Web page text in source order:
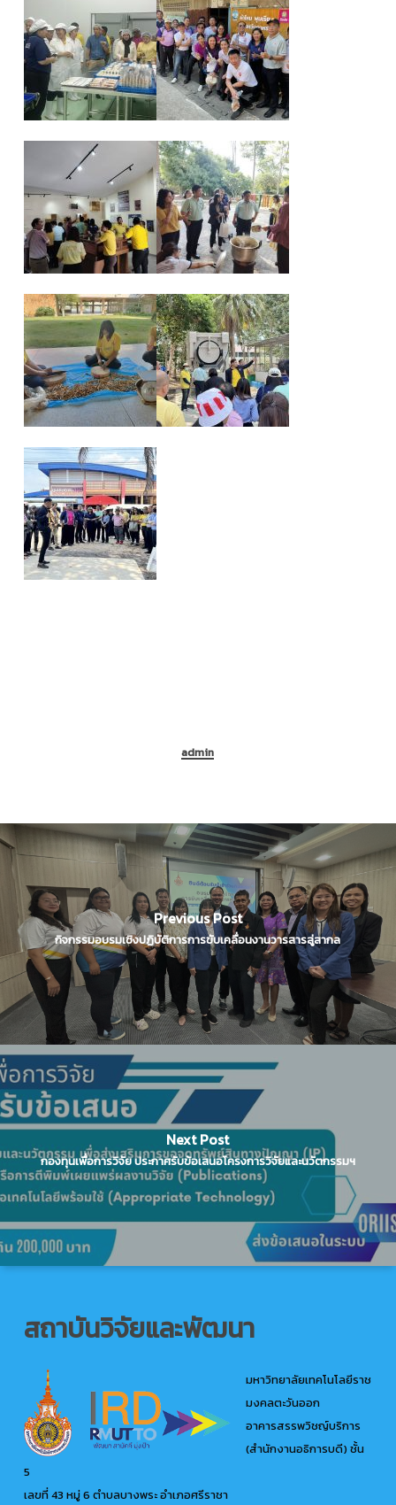
admin
Previous Post
กิจกรรมอบรมเชิงปฏิบัติการการขับเคลื่อนงานวารสารสู่สากล
Next Post
กองทุนเพื่อการวิจัย ประกาศรับข้อเสนอโครงการวิจัยและนวัตกรรมฯ
สถาบันวิจัยและพัฒนา
มหาวิทยาลัยเทคโนโลยีราช
มงคลตะวันออก
อาคารสรรพวิชญ์บริการ
(สำนักงานอธิการบดี) ชั้น
5
เลขที่ 43 หมู่ 6 ตำบลบางพระ อำเภอศรีราชา